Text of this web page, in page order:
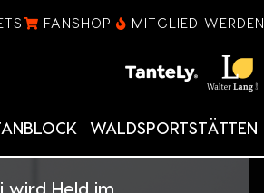
FANSHOP MITGLIED WERDEN
WALDSPORTSTÄTTEN
wird Held im